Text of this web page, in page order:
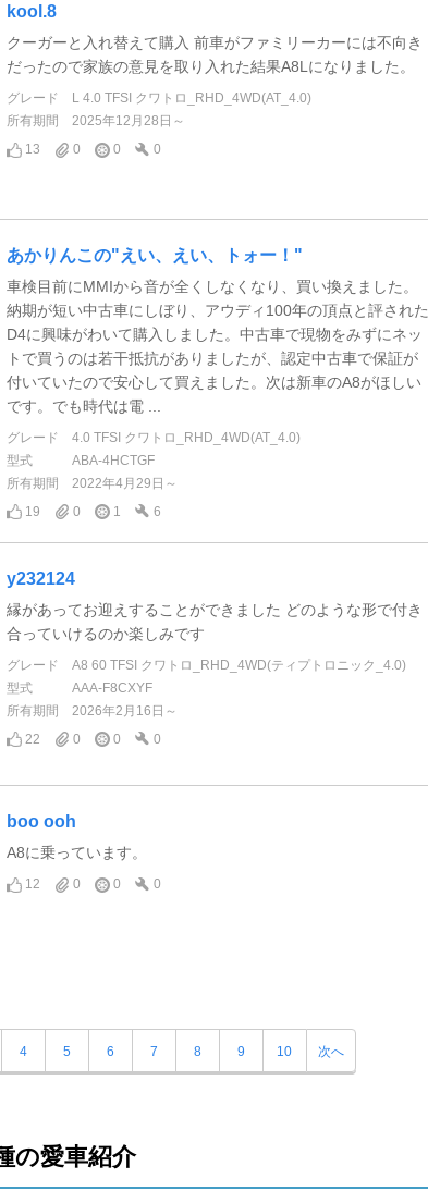
kool.8
クーガーと入れ替えて購入 前車がファミリーカーには不向き
だったので家族の意見を取り入れた結果A8Lになりました。
グレード
L 4.0 TFSI クワトロ_RHD_4WD(AT_4.0)
所有期間
2025年12月28日～
13
0 0 0
あかりんこの"えい、えい、トォー！"
車検目前にMMIから音が全くしなくなり、買い換えました。
納期が短い中古車にしぼり、アウディ100年の頂点と評された
D4に興味がわいて購入しました。中古車で現物をみずにネッ
トで買うのは若干抵抗がありましたが、認定中古車で保証が
付いていたので安心して買えました。次は新車のA8がほしい
です。でも時代は電 ...
グレード
4.0 TFSI クワトロ_RHD_4WD(AT_4.0)
型式
ABA-4HCTGF
所有期間
2022年4月29日～
19
0 1 6
y232124
縁があってお迎えすることができました どのような形で付き
合っていけるのか楽しみです
グレード
A8 60 TFSI クワトロ_RHD_4WD(ティプトロニック_4.0)
型式
AAA-F8CXYF
所有期間
2026年2月16日～
22
0 0 0
boo ooh
A8に乗っています。
12 0 0 0
4 5 6 7 8 9 10 次へ
の愛車紹介